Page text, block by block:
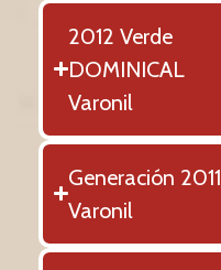
2012 Verde
DOMINICAL
Varonil
Generación 2011
Varonil